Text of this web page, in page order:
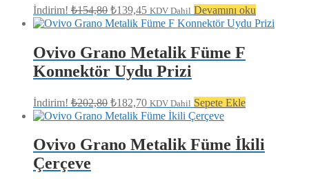
İndirim! ₺154,80 Orijinal
fiyat:
₺139,45 Şu
andaki
fiyat:
₺139,45.
KDV Dahil Devamını oku
Ovivo Grano Metalik Füme F
Konnektör Uydu Prizi
İndirim! ₺202,80 Orijinal
fiyat:
₺182,70Şu
andaki
fiyat:
₺182,70.
KDV Dahil Sepete Ekle
Ovivo Grano Metalik Füme İkili
Çerçeve